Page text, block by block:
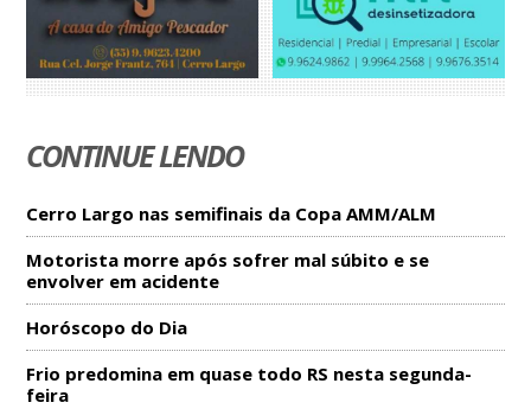
CONTINUE LENDO
Cerro Largo nas semifinais da Copa AMM/ALM
Motorista morre após sofrer mal súbito e se
envolver em acidente
Horóscopo do Dia
Frio predomina em quase todo RS nesta segunda-
feira